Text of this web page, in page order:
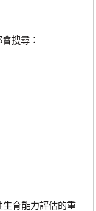
搜尋：
育能力評估的重